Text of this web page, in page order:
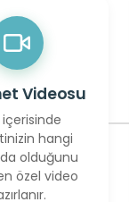
Videosu
hangi
olduğunu
özel video